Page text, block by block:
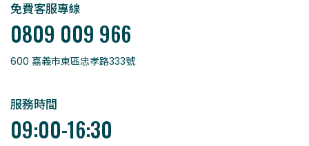
免費客服專線
0809 009 966
600 嘉義市東區忠孝路333號
服務時間
09:00-16:30